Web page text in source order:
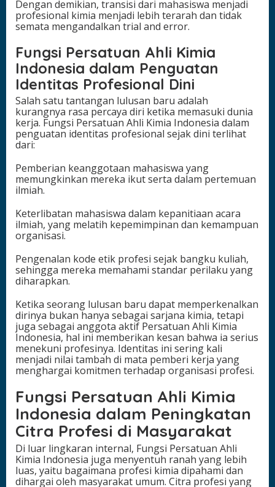
Dengan demikian, transisi dari mahasiswa menjadi
profesional kimia menjadi lebih terarah dan tidak
semata mengandalkan trial and error.
Fungsi Persatuan Ahli Kimia
Indonesia dalam Penguatan
Identitas Profesional Dini
Salah satu tantangan lulusan baru adalah
kurangnya rasa percaya diri ketika memasuki dunia
kerja. Fungsi Persatuan Ahli Kimia Indonesia dalam
penguatan identitas profesional sejak dini terlihat
dari:
Pemberian keanggotaan mahasiswa yang
memungkinkan mereka ikut serta dalam pertemuan
ilmiah.
Keterlibatan mahasiswa dalam kepanitiaan acara
ilmiah, yang melatih kepemimpinan dan kemampuan
organisasi.
Pengenalan kode etik profesi sejak bangku kuliah,
sehingga mereka memahami standar perilaku yang
diharapkan.
Ketika seorang lulusan baru dapat memperkenalkan
dirinya bukan hanya sebagai sarjana kimia, tetapi
juga sebagai anggota aktif Persatuan Ahli Kimia
Indonesia, hal ini memberikan kesan bahwa ia serius
menekuni profesinya. Identitas ini sering kali
menjadi nilai tambah di mata pemberi kerja yang
menghargai komitmen terhadap organisasi profesi.
Fungsi Persatuan Ahli Kimia
Indonesia dalam Peningkatan
Citra Profesi di Masyarakat
Di luar lingkaran internal, Fungsi Persatuan Ahli
Kimia Indonesia juga menyentuh ranah yang lebih
luas, yaitu bagaimana profesi kimia dipahami dan
dihargai oleh masyarakat umum. Citra profesi yang